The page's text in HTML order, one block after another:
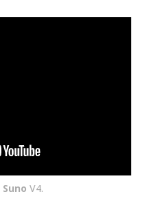
Suno V4.